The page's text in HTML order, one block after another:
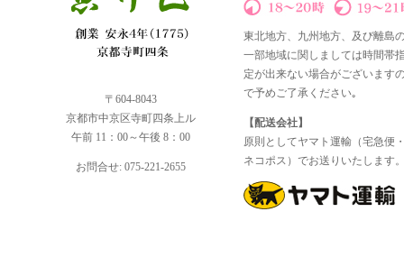
〒604-8043
京都市中京区寺町四条上ル
午前 11：00～午後 8：00
お問合せ: 075-221-2655
東北地方、九州地方、及び離島
一部地域に関しましては時間帯
定が出来ない場合がございます
で予めご了承ください｡
【配送会社】
原則としてヤマト運輸（宅急便
ネコポス）でお送りいたします